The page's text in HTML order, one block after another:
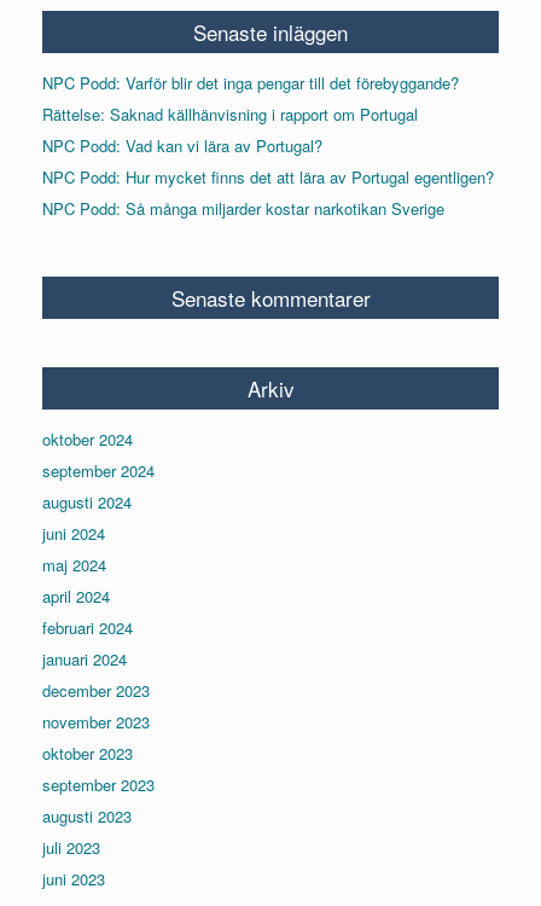
Senaste inläggen
NPC Podd: Varför blir det inga pengar till det förebyggande?
Rättelse: Saknad källhänvisning i rapport om Portugal
NPC Podd: Vad kan vi lära av Portugal?
NPC Podd: Hur mycket finns det att lära av Portugal egentligen?
NPC Podd: Så många miljarder kostar narkotikan Sverige
Senaste kommentarer
Arkiv
oktober 2024
september 2024
augusti 2024
juni 2024
maj 2024
april 2024
februari 2024
januari 2024
december 2023
november 2023
oktober 2023
september 2023
augusti 2023
juli 2023
juni 2023